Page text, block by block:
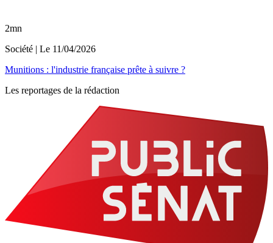
2mn
Société | Le 11/04/2026
Munitions : l'industrie française prête à suivre ?
Les reportages de la rédaction